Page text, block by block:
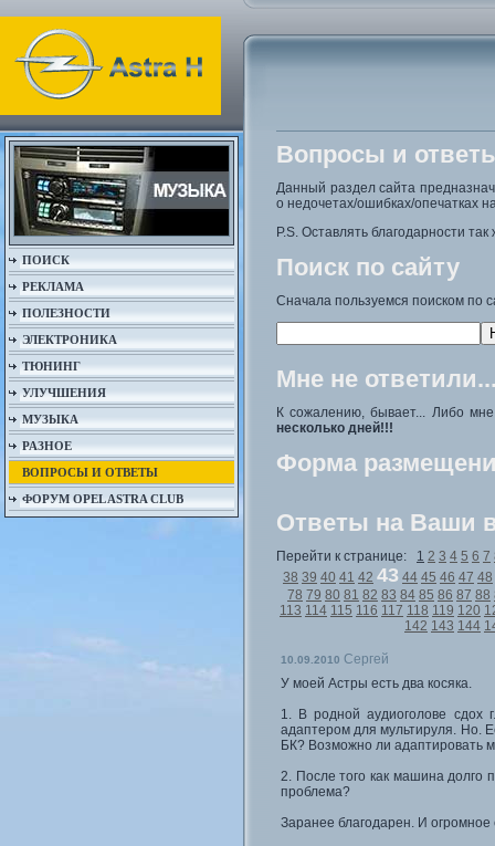
ПОИСК
РЕКЛАМА
ПОЛЕЗНОСТИ
ЭЛЕКТРОНИКА
ТЮНИНГ
УЛУЧШЕНИЯ
МУЗЫКА
РАЗНОЕ
ВОПРОСЫ И ОТВЕТЫ
ФОРУМ OPEL ASTRA CLUB
Вопросы и
Данный раздел сайта
о недочетах/ошибках/опечатках
P.S. Оставлять благодарности
Поиск по сайту
Сначала пользуемся поиском по
Мне не
К сожалению, бывает... Либо
несколько дней!!!
Форма
Ответы на Ваши
Перейти к странице: 1 2 3 4 5 6 7
38 39 40 41 42 43 44 45 46 47 48
78 79 80 81 82 83 84 85 86 87 88
113 114 115 116 117 118 119 120
142 143 144
10.09.2010 Сергей
У моей Астры есть два косяка.
1. В родной аудиоголове сдох
адаптером для мультируля. Но.
БК? Возможно ли адаптировать
2. После того как машина долго
проблема?
Заранее благодарен. И